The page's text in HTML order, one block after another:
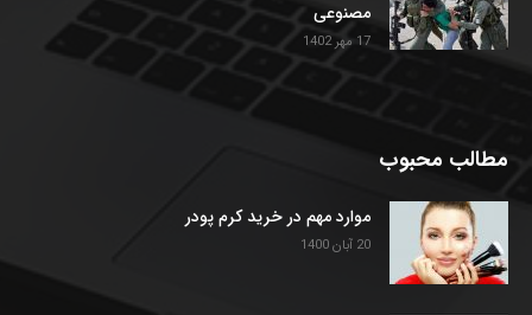
مصنوعی
17 مهر 1402
مطالب محبوب
موارد مهم در خرید کرم پودر
20 آبان 1400